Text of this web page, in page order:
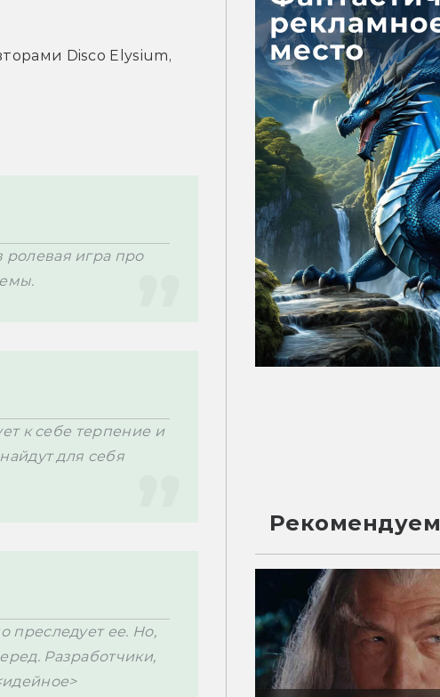
Disco Elysium,
ролевая игра про
к себе терпение и
для себя
преследует ее. Но,
Разработчики,
Рекомендуем